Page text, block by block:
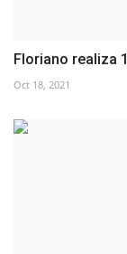
Floriano realiza
Oct 18, 2021